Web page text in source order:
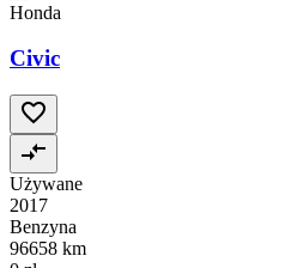
Honda
Civic
Używane
2017
Benzyna
96658 km